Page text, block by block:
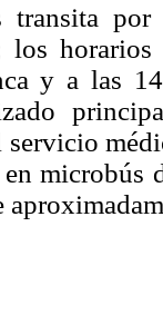
transita
los
y a las
microbús